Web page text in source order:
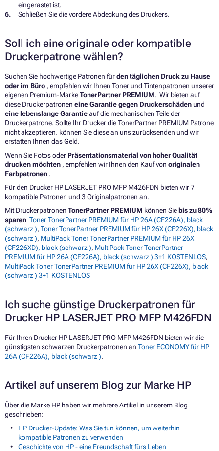
eingerastet ist.
Schließen Sie die vordere Abdeckung des Druckers.
Soll ich eine originale oder kompatible
Druckerpatrone wählen?
Suchen Sie hochwertige Patronen fürden täglichen Druck zu Hause
oder im Büro , empfehlen wir Ihnen Toner und Tintenpatronen unserer
eigenen Premium-MarkeTonerPartner PREMIUM. Wir bieten auf
diese Druckerpatronen eine Garantie gegen Druckerschäden und
eine lebenslange Garantieauf die mechanischen Teile der
Druckerpatrone. Sollte Ihr Drucker die TonerPartner PREMIUM Patrone
nicht akzeptieren, können Sie diese an uns zurücksenden und wir
erstatten Ihnen das Geld.
Wenn Sie Fotos oder Präsentationsmaterial von hoher Qualität
drucken möchten , empfehlen wir Ihnen den Kauf von originalen
Farbpatronen .
Für den Drucker HP LASERJET PRO MFP M426FDN bieten wir 7
kompatible Patronen und 3 Originalpatronen an.
Mit Druckerpatronen TonerPartner PREMIUM können Siebis zu 80%
sparen Toner TonerPartner PREMIUM für HP 26A (CF226A), black
(schwarz ), Toner TonerPartner PREMIUM für HP 26X (CF226X), black
(schwarz ), MultiPack Toner TonerPartner PREMIUM für HP 26X
(CF226XD), black (schwarz ), MultiPack Toner TonerPartner
PREMIUM für HP 26A (CF226A), black (schwarz ) 3+1 KOSTENLOS,
MultiPack Toner TonerPartner PREMIUM für HP 26X (CF226X), black
(schwarz ) 3+1 KOSTENLOS
Ich suche günstige Druckerpatronen für
Drucker HP LASERJET PRO MFP M426FDN
Für Ihren Drucker HP LASERJET PRO MFP M426FDN bieten wir die
günstigsten schwarzen Druckerpatronen an Toner ECONOMY für HP
26A (CF226A), black (schwarz ).
Artikel auf unserem Blog zur Marke HP
Über die Marke HP haben wir mehrere Artikel in unserem Blog
geschrieben:
HP Drucker-Update: Was Sie tun können, um weiterhin
kompatible Patronen zu verwenden
Geschichte von HP - eine Freundschaft fürs Leben